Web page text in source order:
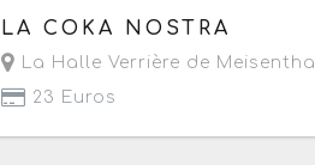
Le samedi 12 septembre 2026
LA COKA NOSTRA
La Halle Verrière de
23 Euros